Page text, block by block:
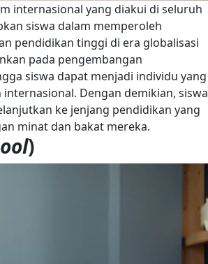
internasional yang diakui di seluruh
siswa dalam memperoleh
pendidikan tinggi di era globalisasi
pada pengembangan
siswa dapat menjadi individu yang
Dengan demikian, siswa
ke jenjang pendidikan yang
minat dan bakat mereka.
)